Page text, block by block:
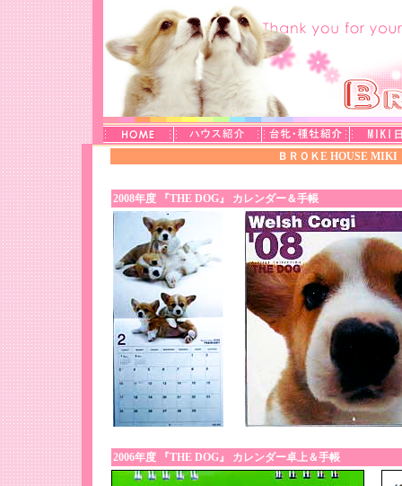
ＢＲＯＫE HOUSE MIKI
2008年度 『THE DOG』 カレンダー＆手帳
2006年度 『THE DOG』 カレンダー卓上＆手帳